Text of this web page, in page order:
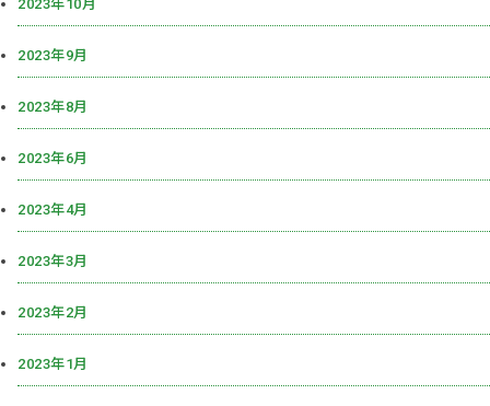
2023年10月
2023年9月
2023年8月
2023年6月
2023年4月
2023年3月
2023年2月
2023年1月